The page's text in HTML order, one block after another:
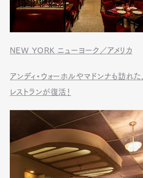
NEW YORK ニューヨーク／アメリカ
アンディ・ウォーホルやマドンナも訪れた
レストランが復活！